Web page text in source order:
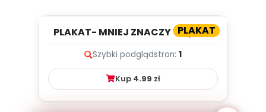
PLAKAT
PLAKAT- MNIEJ ZNACZY WIĘCEJ.
Szybki podglądstron: 1
Kup 4.99 zł